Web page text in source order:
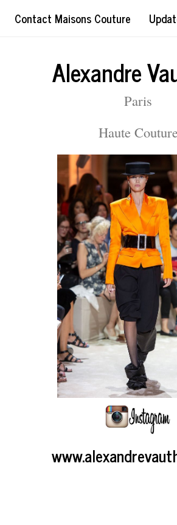
Contact Maisons Couture
Alexandre
Paris
Haute